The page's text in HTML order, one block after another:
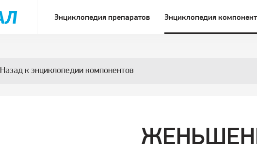
Энциклопедия препаратов Энциклопедия
Назад к энциклопедии компонентов